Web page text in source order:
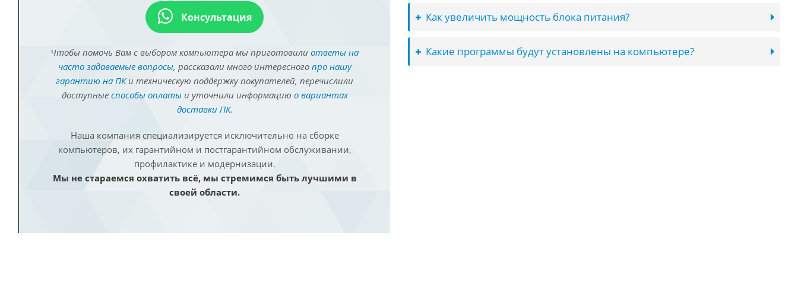
Консультация
Чтобы помочь Вам с выбором компьютера мы приготовили ответы на
часто задаваемые вопросы, рассказали много интересного про нашу
гарантию на ПКи техническую поддержку покупателей, перечислили
доступные способы оплатыи уточнили информацию о вариантах
доставки ПК.
Наша компания специализируется исключительно на сборке
компьютеров, их гарантийном и постгарантийном обслуживании,
профилактике и модернизации.
Мы не стараемся охватить всё, мы стремимся быть лучшими в
своей области.
Как увеличить мощность блока питания?
Какие программы будут установлены на компьютере?